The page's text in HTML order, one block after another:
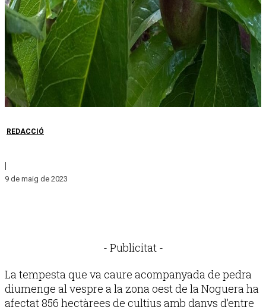
REDACCIÓ
|
9 de maig de 2023
- Publicitat -
La tempesta que va caure acompanyada de pedra
diumenge al vespre a la zona oest de la Noguera ha
afectat 856 hectàrees de cultius amb danys d’entre